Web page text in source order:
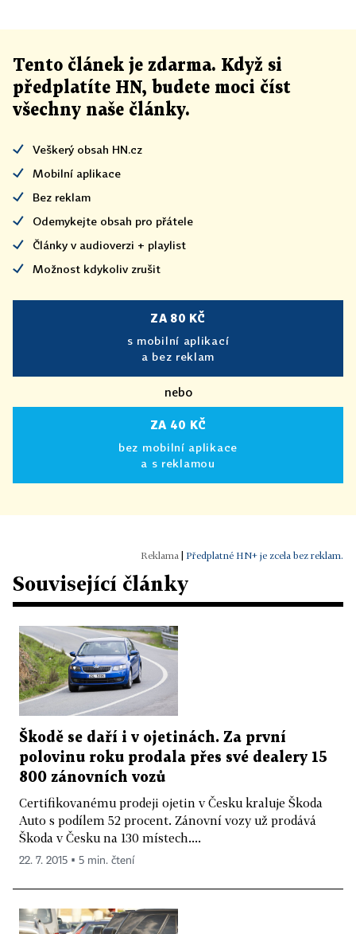
Tento článek je zdarma. Když si
předplatíte HN, budete moci číst
všechny naše články.
Veškerý obsah HN.cz
Mobilní aplikace
Bez reklam
Odemykejte obsah pro přátele
Články v audioverzi + playlist
Možnost kdykoliv zrušit
ZA 80 KČ
s mobilní aplikací
a bez reklam
nebo
ZA 40 KČ
bez mobilní aplikace
a s reklamou
Předplatné HN+ je zcela bez reklam.
Související články
Škodě se daří i v ojetinách. Za první
polovinu roku prodala přes své dealery 15
800 zánovních vozů
Certifikovanému prodeji ojetin v Česku kraluje Škoda
Auto s podílem 52 procent. Zánovní vozy už prodává
Škoda v Česku na 130 místech....
22. 7. 2015 ▪ 5 min. čtení